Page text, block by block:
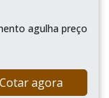
agulha preço
Cotar agora